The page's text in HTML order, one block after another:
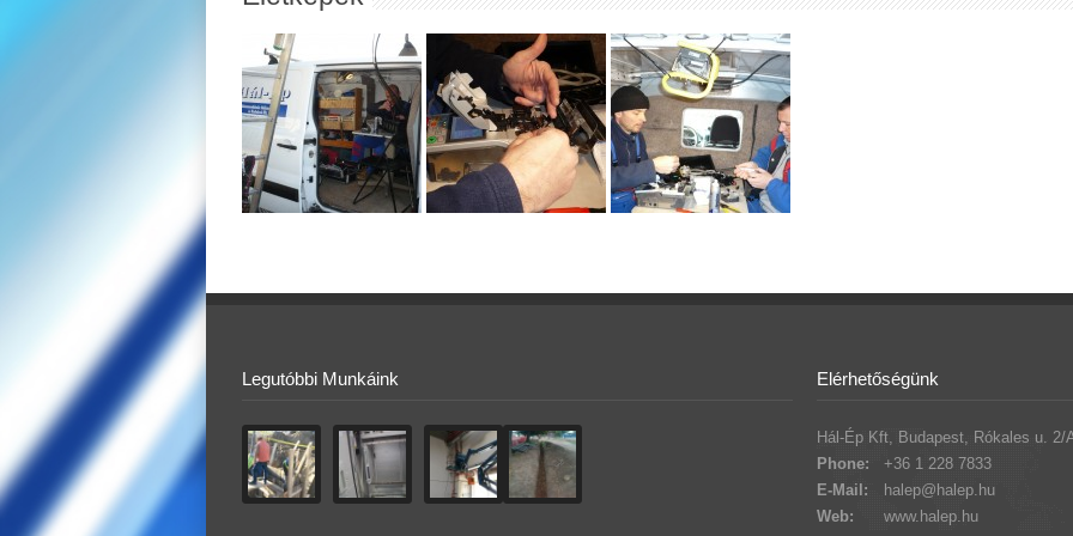
Legutóbbi Munkáink Elérhetőségünk
Hál-Ép Kft, Budapest, Rókales u. 2/
Phone:
+36 1 228 7833
E-Mail:
halep@halep.hu
Web:
www.halep.hu